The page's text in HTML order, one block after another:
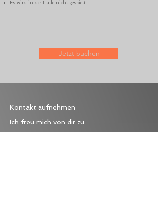
Es wird in der Halle nicht gespielt!
Jetzt buchen
Kontakt aufnehmen
Ich freu mich von dir zu